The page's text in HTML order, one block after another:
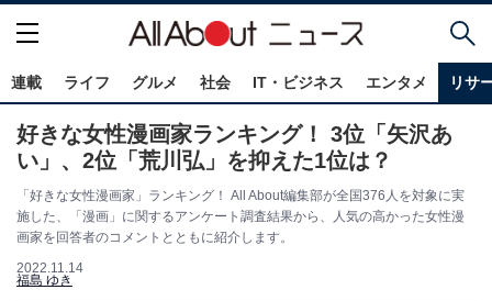
連載 ライフ グルメ 社会 IT・ビジネス エンタメ リサ
好きな女性漫画家ランキング！ 3位「矢沢あ
い」、2位「荒川弘」を抑えた1位は？
「好きな女性漫画家」ランキング！ All About編集部が全国376人を対象に実
施した、「漫画」に関するアンケート調査結果から、人気の高かった女性漫
画家を回答者のコメントとともに紹介します。
2022.11.14
福島 ゆき